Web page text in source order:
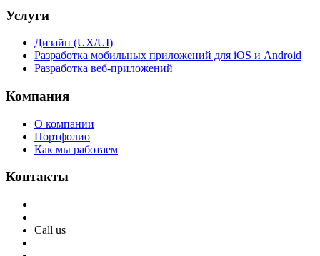
Услуги
Дизайн (UX/UI)
Разработка мобильных приложений для iOS и Android
Разработка веб-приложений
Компания
О компании
Портфолио
Как мы работаем
Контакты
Call us